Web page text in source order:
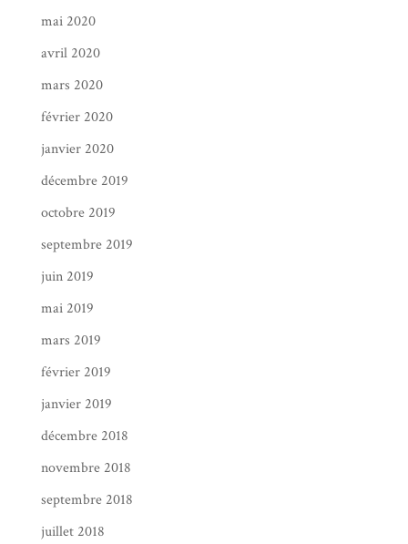
mai 2020
avril 2020
mars 2020
février 2020
janvier 2020
décembre 2019
octobre 2019
septembre 2019
juin 2019
mai 2019
mars 2019
février 2019
janvier 2019
décembre 2018
novembre 2018
septembre 2018
juillet 2018